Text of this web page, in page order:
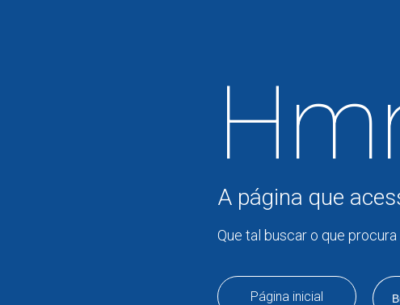
A página que
Que tal buscar o que
Página inicial